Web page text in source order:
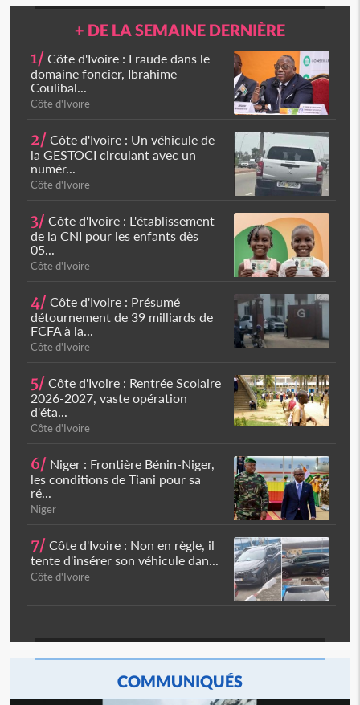
+ DE LA SEMAINE DERNIÈRE
1/ Côte d'Ivoire : Fraude dans le
domaine foncier, Ibrahime
Coulibal...
Côte d'Ivoire
2/ Côte d'Ivoire : Un véhicule de
la GESTOCI circulant avec un
numér...
Côte d'Ivoire
3/ Côte d'Ivoire : L'établissement
de la CNI pour les enfants dès
05...
Côte d'Ivoire
4/ Côte d'Ivoire : Présumé
détournement de 39 milliards de
FCFA à la...
Côte d'Ivoire
5/ Côte d'Ivoire : Rentrée Scolaire
2026-2027, vaste opération
d'éta...
Côte d'Ivoire
6/ Niger : Frontière Bénin-Niger,
les conditions de Tiani pour sa
ré...
Niger
7/ Côte d'Ivoire : Non en règle, il
tente d'insérer son véhicule dan...
Côte d'Ivoire
COMMUNIQUÉS